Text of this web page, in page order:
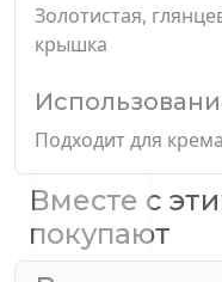
Золотистая,
крышка
Подходит для
Вместе с
покупают